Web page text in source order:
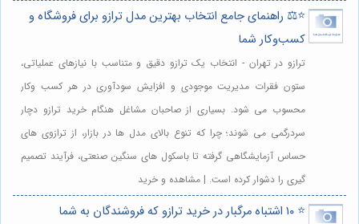
⭐️⚖️ راهنمای جامع انتخاب بهترین مدل ترازو برای فروشگاه و
کسب‌وکار شما
ترازو در تهران - انتخاب یک ترازو دقیق و متناسب با نیازهای عملیاتی،
ستون فقرات مدیریت موجودی و افزایش سودآوری در هر کسب وکار
محسوب می شود. بسیاری از صاحبان مشاغل هنگام خرید ترازو دچار
سردرگمی می شوند؛ چرا که تنوع بالای مدل ها در بازار، از ترازوی های
حساس آزمایشگاهی گرفته تا باسکول های سنگین صنعتی، فرآیند تصمیم
گیری را دشوار کرده است. | مشاهده و خرید
⭐️ ۱۰ اشتباه مرگبار در خرید ترازو که فروشندگان به شما